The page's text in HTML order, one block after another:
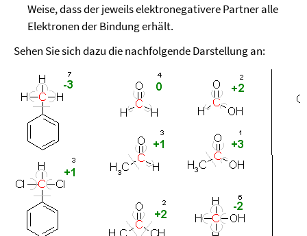
Weise, dass der jeweils elektronegativere Partner alle
Elektronen der Bindung erhält.
Sehen Sie sich dazu die nachfolgende Darstellung an: